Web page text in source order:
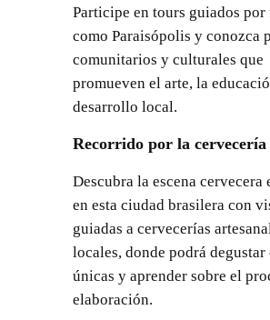
Participe en tours guiados por
como Paraisópolis y conozca
comunitarios y culturales que
promueven el arte, la
desarrollo local.
Recorrido por la cervecería
Descubra la escena cervecera
en esta ciudad brasilera con
guiadas a cervecerías
locales, donde podrá degustar
únicas y aprender sobre el
elaboración.